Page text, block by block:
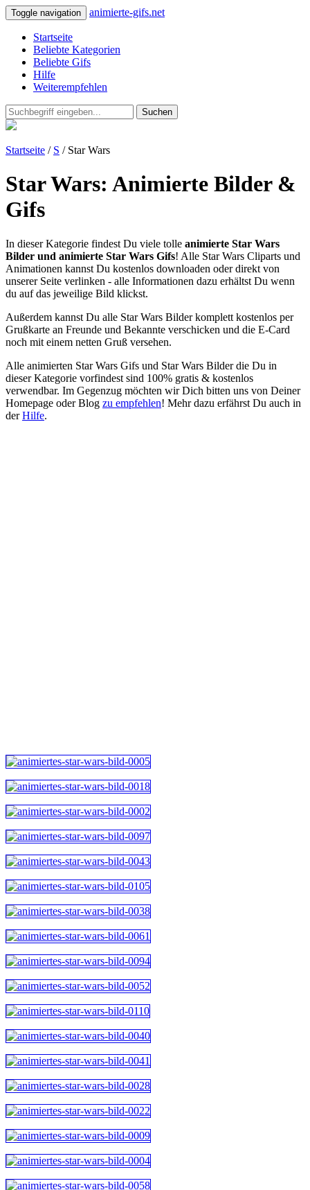
Toggle navigation animierte-gifs.net
Startseite
Beliebte Kategorien
Beliebte Gifs
Hilfe
Weiterempfehlen
Suchen
Startseite / S / Star Wars
Star Wars: Animierte Bilder &
Gifs
In dieser Kategorie findest Du viele tolle animierte Star Wars
Bilder und animierte Star Wars Gifs! Alle Star Wars Cliparts und
Animationen kannst Du kostenlos downloaden oder direkt von
unserer Seite verlinken - alle Informationen dazu erhältst Du wenn
du auf das jeweilige Bild klickst.
Außerdem kannst Du alle Star Wars Bilder komplett kostenlos per
Grußkarte an Freunde und Bekannte verschicken und die E-Card
noch mit einem netten Gruß versehen.
Alle animierten Star Wars Gifs und Star Wars Bilder die Du in
dieser Kategorie vorfindest sind 100% gratis & kostenlos
verwendbar. Im Gegenzug möchten wir Dich bitten uns von Deiner
Homepage oder Blog zu empfehlen! Mehr dazu erfährst Du auch in
derHilfe.